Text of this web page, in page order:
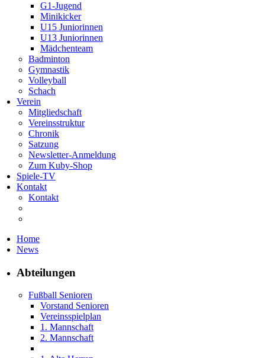
G1-Jugend
Minikicker
U15 Juniorinnen
U13 Juniorinnen
Mädchenteam
Badminton
Gymnastik
Volleyball
Schach
Verein
Mitgliedschaft
Vereinsstruktur
Chronik
Satzung
Newsletter-Anmeldung
Zum Kuby-Shop
Spiele-TV
Kontakt
Kontakt
Home
News
Abteilungen
Fußball Senioren
Vorstand Senioren
Vereinsspielplan
1. Mannschaft
2. Mannschaft